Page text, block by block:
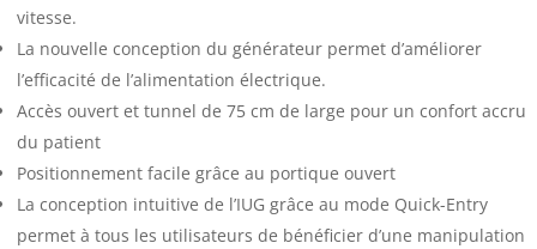
vitesse.
La nouvelle conception du générateur permet d’améliorer
l’efficacité de l’alimentation électrique.
Accès ouvert et tunnel de 75 cm de large pour un confort accru
du patient
Positionnement facile grâce au portique ouvert
La conception intuitive de l’IUG grâce au mode Quick-Entry
permet à tous les utilisateurs de bénéficier d’une manipulation